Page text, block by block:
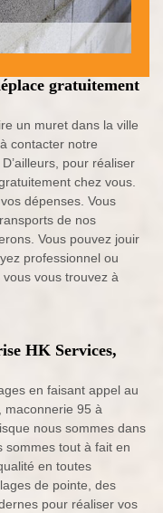
gratuitement
un muret dans la ville
contacter notre
pour réaliser
chez vous.
dépenses. Vous
de nos
Vous pouvez jouir
professionnel ou
vous trouvez à
HK Services,
en faisant appel au
maconnerie 95 à
nous sommes dans
sommes tout à fait en
en toutes
de pointe, des
pour réaliser vos